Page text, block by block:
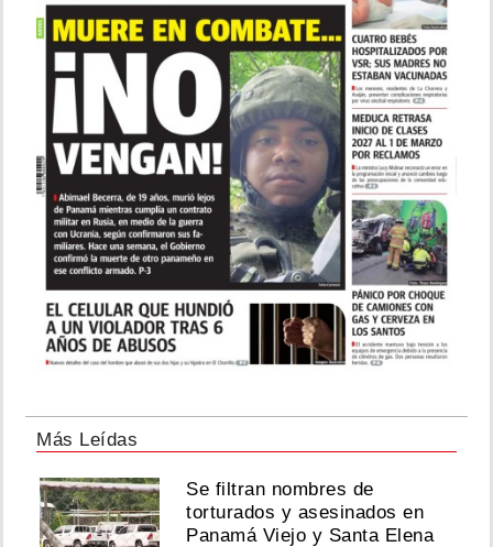
Más Leídas
Se filtran nombres de
torturados y asesinados en
Panamá Viejo y Santa Elena